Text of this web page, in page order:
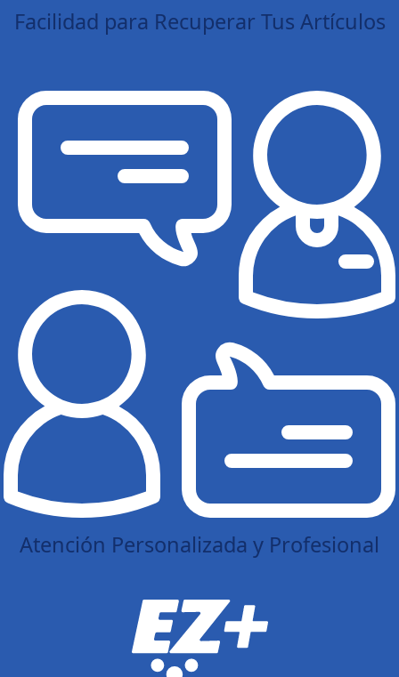
Facilidad para Recuperar Tus Artículos
Atención Personalizada y Profesional